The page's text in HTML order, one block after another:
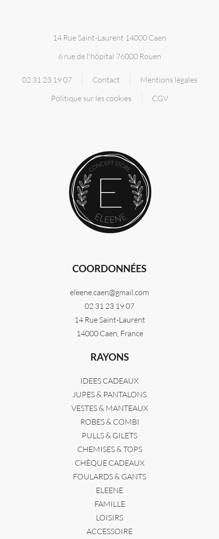
14 Rue Saint-Laurent 14000 Caen
6 rue de l'hôpital 76000 Rouen
02 31 23 19 07 Contact
Mentions légales
Politique sur les cookies
CGV
COORDONNÉES
eleene.caen@gmail.com
02 31 23 19 07
14 Rue Saint-Laurent
14000 Caen, France
RAYONS
IDEES CADEAUX
JUPES & PANTALONS
VESTES & MANTEAUX
ROBES & COMBI
PULLS & GILETS
CHEMISES & TOPS
CHÈQUE CADEAUX
FOULARDS & GANTS
ELEENE
FAMILLE
LOISIRS
ACCESSOIRE